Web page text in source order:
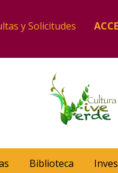
y Solicitudes
Biblioteca